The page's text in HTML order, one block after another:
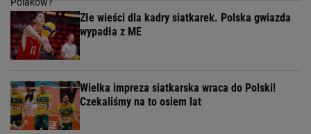
Złe wieści dla kadry siatkarek. Polska gwiazda
wypadła z ME
Wielka impreza siatkarska wraca do Polski!
Czekaliśmy na to osiem lat